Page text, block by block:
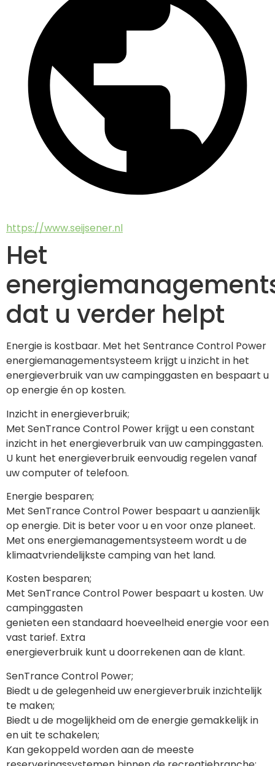
https://www.seijsener.nl
Het
dat u verder helpt
Energie is kostbaar. Met het Sentrance Control Power
energiemanagementsysteem krijgt u inzicht in het
energieverbruik van uw campinggasten en bespaart u
op energie én op kosten.
Inzicht in energieverbruik;
Met SenTrance Control Power krijgt u een constant
inzicht in het energieverbruik van uw campinggasten.
U kunt het energieverbruik eenvoudig regelen vanaf
uw computer of telefoon.
Energie besparen;
Met SenTrance Control Power bespaart u aanzienlijk
op energie. Dit is beter voor u en voor onze planeet.
Met ons energiemanagementsysteem wordt u de
klimaatvriendelijkste camping van het land.
Kosten besparen;
Met SenTrance Control Power bespaart u kosten. Uw
campinggasten
genieten een standaard hoeveelheid energie voor een
vast tarief. Extra
energieverbruik kunt u doorrekenen aan de klant.
SenTrance Control Power;
Biedt u de gelegenheid uw energieverbruik inzichtelijk
te maken;
Biedt u de mogelijkheid om de energie gemakkelijk in
en uit te schakelen;
Kan gekoppeld worden aan de meeste